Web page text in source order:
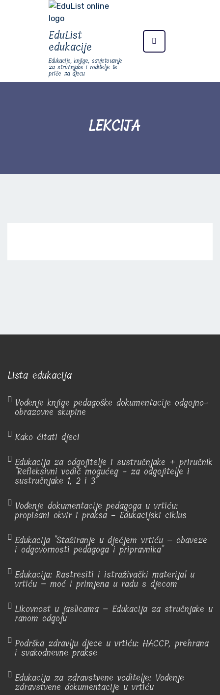
EduList
edukacije
Edukacije, knjige, savjetovanje
za stručnjake i roditelje te
priče za djecu
LEKCIJA
Lista edukacija
Vođenje knjige pedagoške dokumentacije odgojno-
obrazovne skupine
Kako čitati djeci
Edukacija za odgojitelje i sustručnjake + priručnik
"Refleksivni vodič mogućeg - za odgojitelje i
sustručnjake 1, 2 i 3"
Vođenje dokumentacije pedagoga u vrtiću:
propisani okvir i praksa - Edukacijski ciklus
Edukacija "Stažiranje u dječjem vrtiću – obaveze
i odgovornosti pedagoga i pripravnika"
Edukacija: Rastresiti i istraživački materijal u
vrtiću – moć i primjena u radu s djecom
Likovnost u jaslicama – Edukacija za stručnjake u
ranom odgoju
Podrška zdravlju djece u vrtiću: HACCP, prehrana
i svakodnevne prakse
Edukacija za zdravstvene voditelje: Vođenje
zdravstvene dokumentacije u vrtiću